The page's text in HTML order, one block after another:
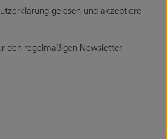
gelesen und akzeptiere
den regelmäßigen Newsletter